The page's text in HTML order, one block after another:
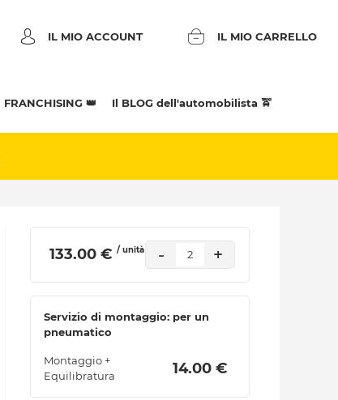
IL MIO ACCOUNT IL MIO CARRELLO
FRANCHISING 👑 Il BLOG dell'automobilista 🚖
133.00 € / unità - 2 +
Servizio di montaggio: per un
pneumatico
Montaggio +
Equilibratura
14.00 €